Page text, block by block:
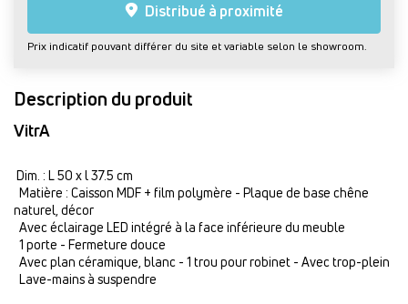
Distribué à proximité
Prix indicatif pouvant différer du site et variable selon le showroom.
Description du produit
VitrA
Dim. : L 50 x l 37.5 cm
Matière : Caisson MDF + film polymère - Plaque de base chêne
naturel, décor
Avec éclairage LED intégré à la face inférieure du meuble
1 porte - Fermeture douce
Avec plan céramique, blanc - 1 trou pour robinet - Avec trop-plein
Lave-mains à suspendre